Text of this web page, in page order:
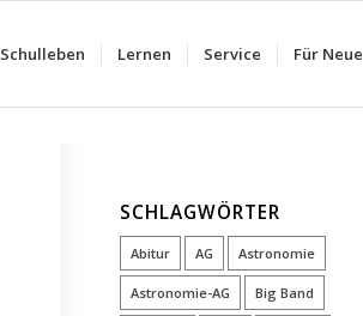
Schulleben Lernen Service Für Neue
SCHLAGWÖRTER
Abitur AG Astronomie
Astronomie-AG Big Band